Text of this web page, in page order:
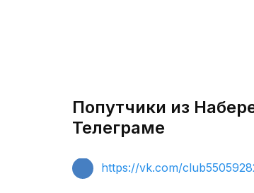
Попутчики из
Телеграме
https://vk.com/